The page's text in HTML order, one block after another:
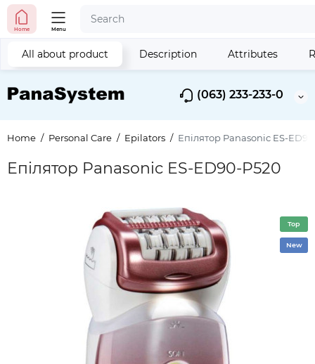
(063) 233-233-0
Home Menu
Home Personal Care Epilators Епілятор Panasonic ES-
Епілятор Panasonic ES-ED90-P520
All about product Description Attributes
Top
New